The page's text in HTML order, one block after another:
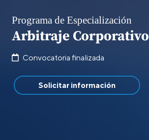
Programa de Especialización
Arbitraje Corporativo
Convocatoria finalizada
Solicitar información